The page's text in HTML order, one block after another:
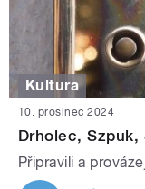
Kultura
10. prosinec 2024
Drholec, Szpuk,
Připravili a